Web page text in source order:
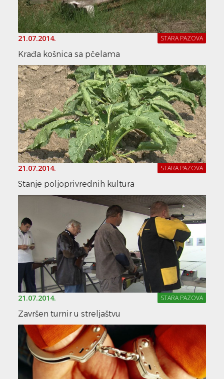
21.07.2014. STARA PAZOVA
Krađa košnica sa pčelama
21.07.2014. STARA PAZOVA
Stanje poljoprivrednih kultura
21.07.2014. STARA PAZOVA
Završen turnir u streljaštvu